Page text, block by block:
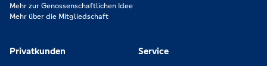
Mehr zur Genossenschaftlichen Idee
Mehr über die Mitgliedschaft
Privatkunden Service